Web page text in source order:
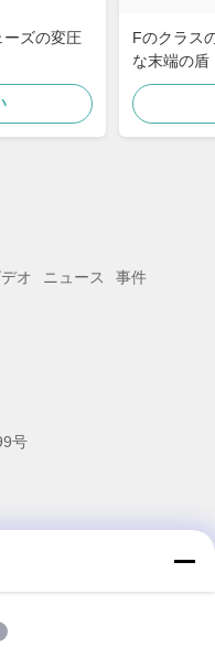
ズの変圧
Fのクラス
な末端の盾
オ ニュース
事件
号